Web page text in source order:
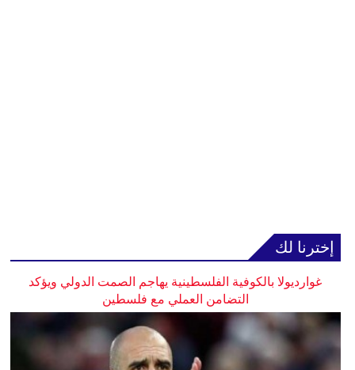
إخترنا لك
غوارديولا بالكوفية الفلسطينية يهاجم الصمت الدولي ويؤكد
التضامن العملي مع فلسطين